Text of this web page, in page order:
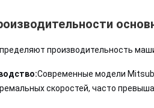
производительность
Современные модели
скоростей, часто